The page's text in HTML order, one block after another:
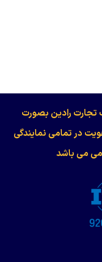
تجارت رادین بصورت
در تمامی نمایندگی
می باشد